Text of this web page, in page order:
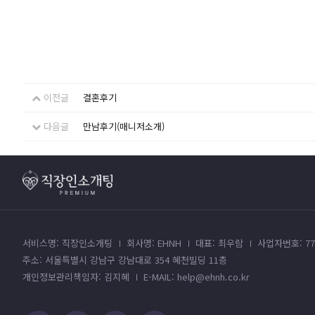
이전글 결혼후기
다음글 만남후기(매니저소개)
서비스명: 직장인소개팅 회사명: EHNH 대표: 최우람
사업자번호:
주소: 서울특별시 강남구 강남대로 354 혜천빌딩 11층
개인정보관리책임자: 김지혜
E-MAIL: help@ehnh.co.kr